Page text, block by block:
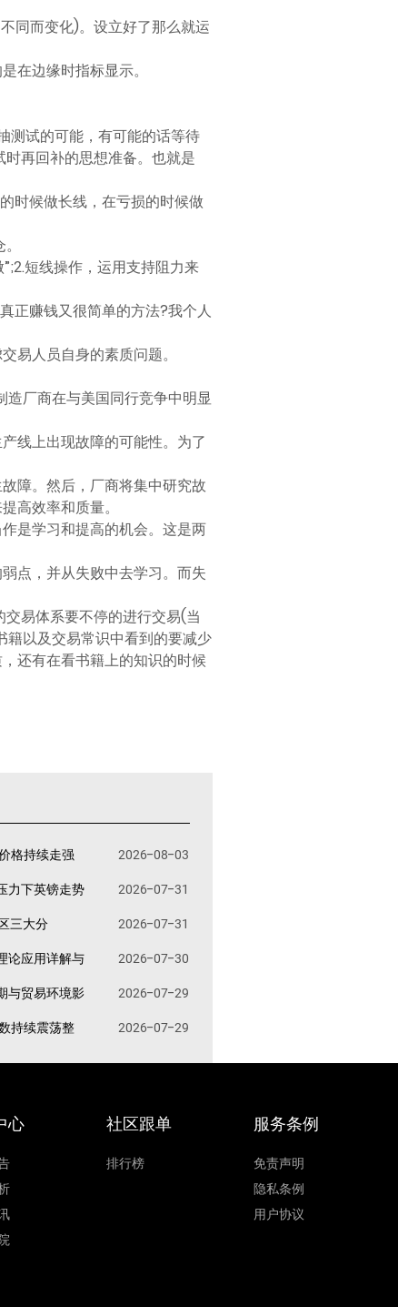
同而变化)。设立好了那么就运
在边缘时指标显示。
测试的可能，有可能的话等待
再回补的思想准备。也就是
时候做长线，在亏损的时候做
”;2.短线操作，运用支持阻力来
正赚钱又很简单的方法?我个人
易人员自身的素质问题。
造厂商在与美国同行竞争中明显
线上出现故障的可能性。为了
障。然后，厂商将集中研究故
高效率和质量。
是学习和提高的机会。这是两
点，并从失败中去学习。而失
易体系要不停的进行交易(当
以及交易常识中看到的要减少
还有在看书籍上的知识的时候
格持续走强
2026-08-03
力下英镑走势
2026-07-31
三大分
2026-07-31
论应用详解与
2026-07-30
与贸易环境影
2026-07-29
持续震荡整 2026-07-29
心 社区跟单
排行榜
服务条例
免责声明
隐私条例
用户协议